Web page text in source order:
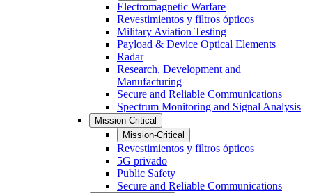
Electromagnetic Warfare
Revestimientos y filtros ópticos
Military Aviation Testing
Payload & Device Optical Elements
Radar
Research, Development and
Manufacturing
Secure and Reliable Communications
Spectrum Monitoring and Signal Analysis
Mission-Critical
Mission-Critical
Revestimientos y filtros ópticos
5G privado
Public Safety
Secure and Reliable Communications